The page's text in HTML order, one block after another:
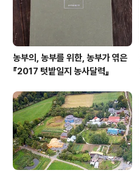
농부의, 농부를 위한, 농부가 엮은
『2017 텃밭일지 농사달력』